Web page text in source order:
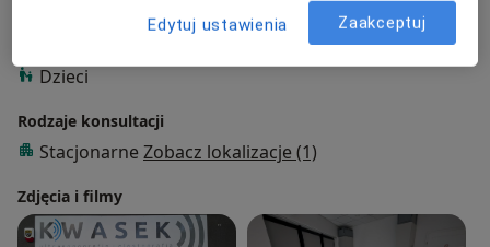
Pacjenci których przyjmuję
Dzieci
Rodzaje konsultacji
Stacjonarne Zobacz lokalizacje (1)
Zdjęcia i filmy
Edytuj ustawienia Zaakceptuj